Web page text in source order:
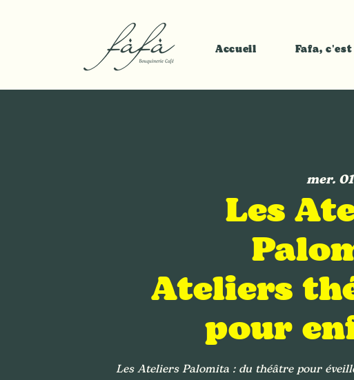
Accueil Fafa,
mer.
Les
Ateliers
pour
Les Ateliers Palomita : du théâtre pour